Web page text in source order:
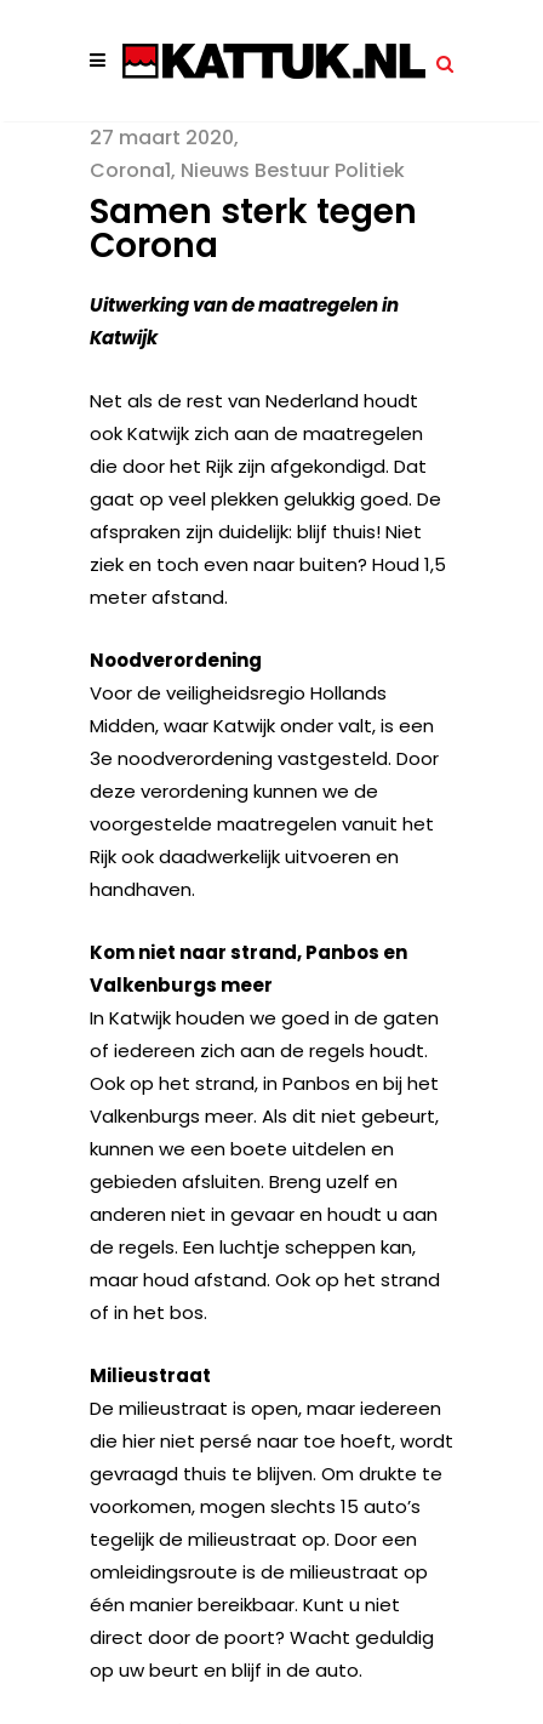
27 maart 2020
Corona1, Nieuws Bestuur Politiek
Samen sterk tegen
Corona
Uitwerking van de maatregelen in
Katwijk
Net als de rest van Nederland houdt
ook Katwijk zich aan de maatregelen
die door het Rijk zijn afgekondigd. Dat
gaat op veel plekken gelukkig goed. De
afspraken zijn duidelijk: blijf thuis! Niet
ziek en toch even naar buiten? Houd 1,5
meter afstand.
Noodverordening
Voor de veiligheidsregio Hollands
Midden, waar Katwijk onder valt, is een
3e noodverordening vastgesteld. Door
deze verordening kunnen we de
voorgestelde maatregelen vanuit het
Rijk ook daadwerkelijk uitvoeren en
handhaven.
Kom niet naar strand, Panbos en
Valkenburgs meer
In Katwijk houden we goed in de gaten
of iedereen zich aan de regels houdt.
Ook op het strand, in Panbos en bij het
Valkenburgs meer. Als dit niet gebeurt,
kunnen we een boete uitdelen en
gebieden afsluiten. Breng uzelf en
anderen niet in gevaar en houdt u aan
de regels. Een luchtje scheppen kan,
maar houd afstand. Ook op het strand
of in het bos.
Milieustraat
De milieustraat is open, maar iedereen
die hier niet persé naar toe hoeft, wordt
gevraagd thuis te blijven. Om drukte te
voorkomen, mogen slechts 15 auto’s
tegelijk de milieustraat op. Door een
omleidingsroute is de milieustraat op
één manier bereikbaar. Kunt u niet
direct door de poort? Wacht geduldig
op uw beurt en blijf in de auto.